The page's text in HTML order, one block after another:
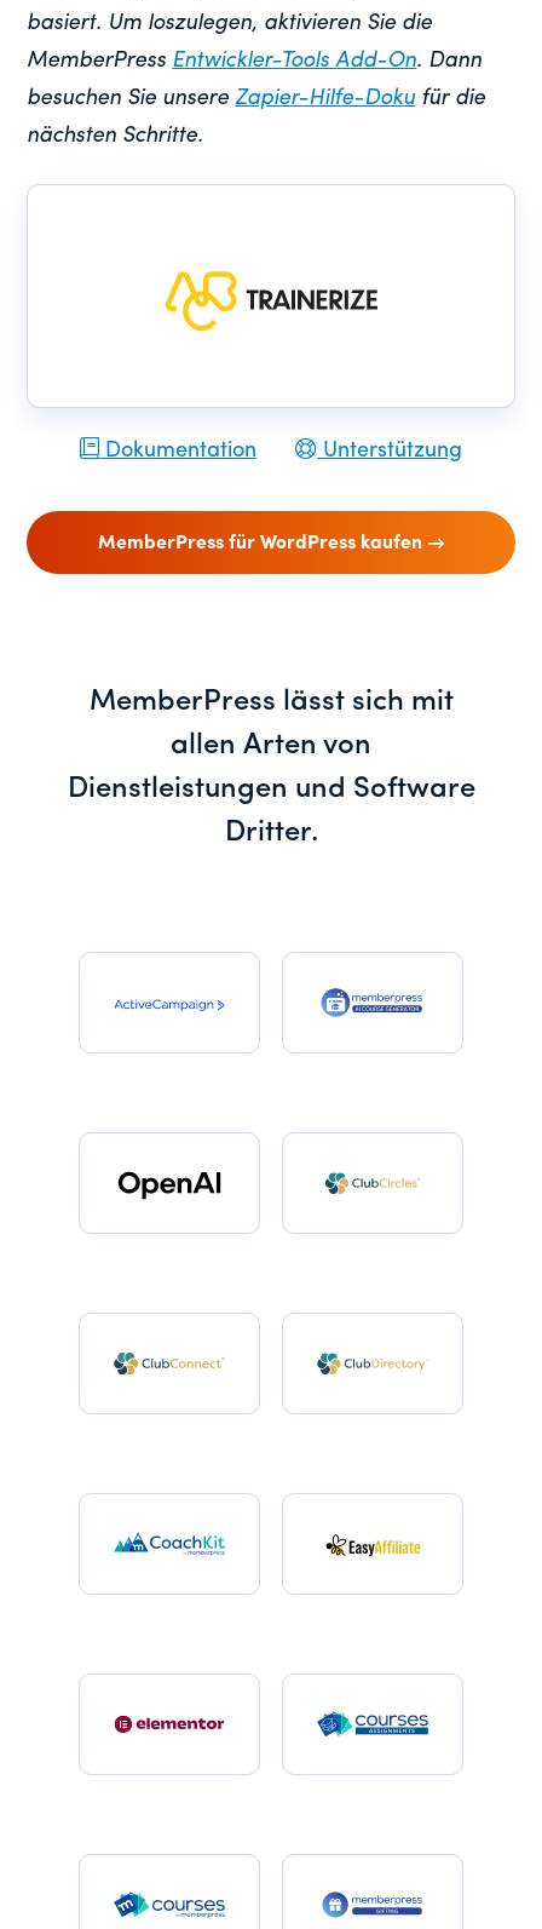
basiert. Um loszulegen, aktivieren Sie die
MemberPress Entwickler-Tools Add-On. Dann
besuchen Sie unsereZapier-Hilfe-Doku für die
nächsten Schritte.
Dokumentation Unterstützung
MemberPress für WordPress kaufen
MemberPress lässt sich mit
allen Arten von
Dienstleistungen und Software
Dritter.